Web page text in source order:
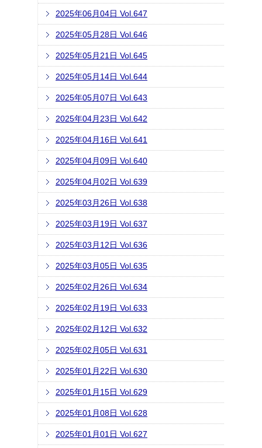
2025年06月04日 Vol.647
2025年05月28日 Vol.646
2025年05月21日 Vol.645
2025年05月14日 Vol.644
2025年05月07日 Vol.643
2025年04月23日 Vol.642
2025年04月16日 Vol.641
2025年04月09日 Vol.640
2025年04月02日 Vol.639
2025年03月26日 Vol.638
2025年03月19日 Vol.637
2025年03月12日 Vol.636
2025年03月05日 Vol.635
2025年02月26日 Vol.634
2025年02月19日 Vol.633
2025年02月12日 Vol.632
2025年02月05日 Vol.631
2025年01月22日 Vol.630
2025年01月15日 Vol.629
2025年01月08日 Vol.628
2025年01月01日 Vol.627